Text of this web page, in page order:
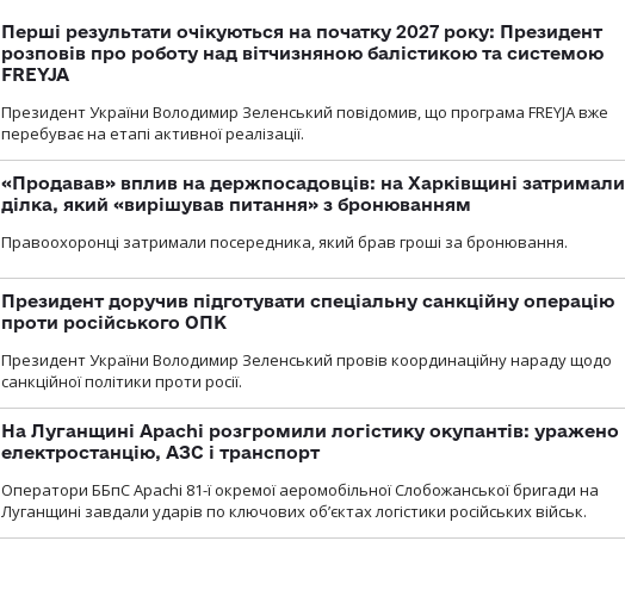
Перші результати очікуються на початку 2027 року: Президент
розповів про роботу над вітчизняною балістикою та системою
FREYJA
Президент України Володимир Зеленський повідомив, що програма FREYJA вже
перебуває на етапі активної реалізації.
«Продавав» вплив на держпосадовців: на Харківщині затримали
ділка, який «вирішував питання» з бронюванням
Правоохоронці затримали посередника, який брав гроші за бронювання.
Президент доручив підготувати спеціальну санкційну операцію
проти російського ОПК
Президент України Володимир Зеленський провів координаційну нараду щодо
санкційної політики проти росії.
На Луганщині Apachi розгромили логістику окупантів: уражено
електростанцію, АЗС і транспорт
Оператори ББпС Apachi 81-ї окремої аеромобільної Слобожанської бригади на
Луганщині завдали ударів по ключових об’єктах логістики російських військ.